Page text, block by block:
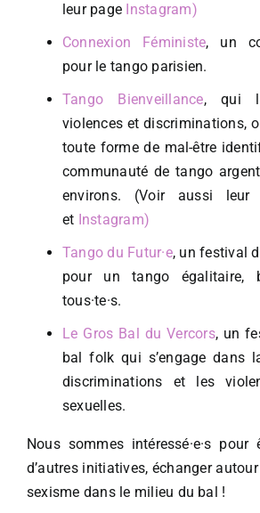
leur page Instagram)
Connexion Féministe, un
pour le tango parisien.
Tango Bienveillance, qui
violences et discriminations,
toute forme de mal-être
communauté de tango
environs. (Voir aussi leur
et Instagram)
Tango du Futur·e, un festival
pour un tango égalitaire,
tous·te·s.
Le Gros Bal du Vercors, un
bal folk qui s’engage dans
discriminations et les
sexuelles.
Nous sommes intéressé·e·s
d’autres initiatives, échanger
sexisme dans le milieu du bal !